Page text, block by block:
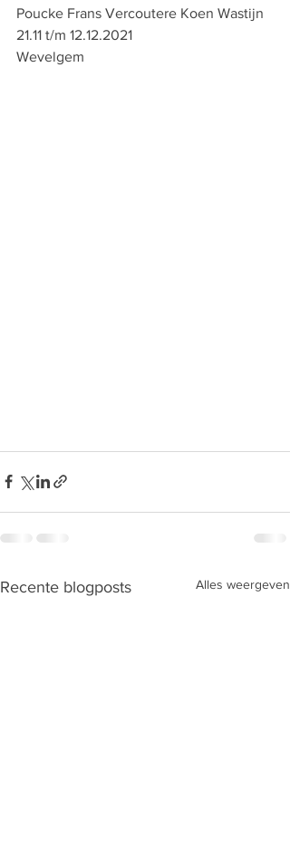
Poucke Frans Vercoutere Koen Wastijn
21.11 t/m 12.12.2021
Wevelgem
Recente blogposts Alles weergeven